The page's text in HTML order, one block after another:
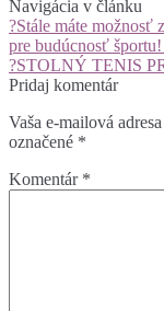
Navigácia v článku
?Stále máte možnosť
pre budúcnosť športu!
?STOLNÝ TENIS
Pridaj komentár
Vaša e-mailová
označené *
Komentár *